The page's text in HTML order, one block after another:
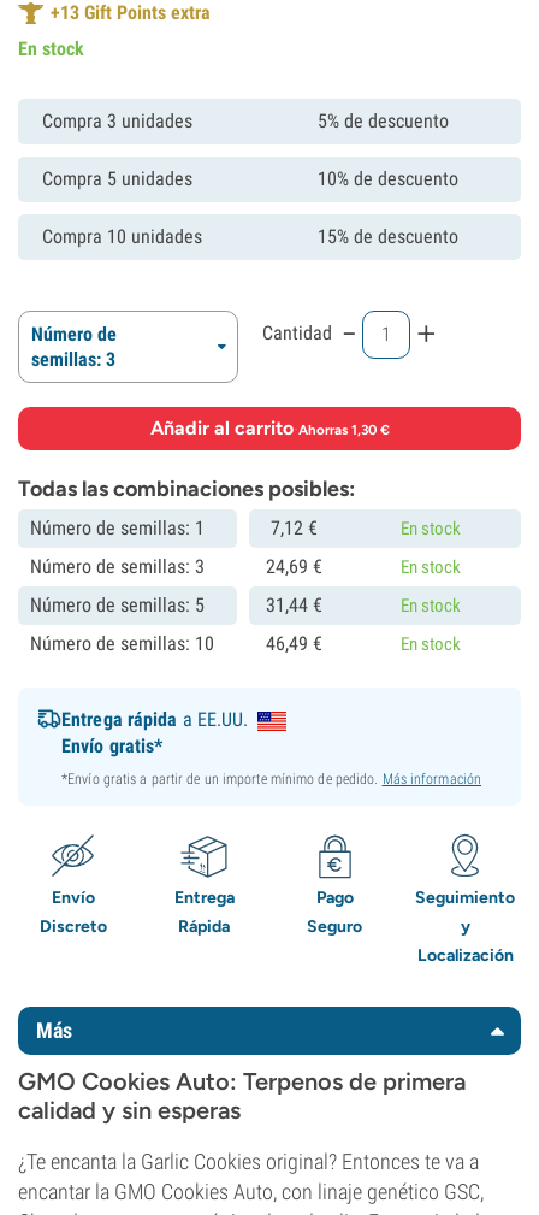
+13 Gift Points extra
En stock
Compra 3 unidades 5% de descuento
Compra 5 unidades 10% de descuento
Compra 10 unidades 15% de descuento
Número de
semillas: 3
Cantidad - +
Añadir al carrito·Ahorras 1,30 €
Todas las combinaciones posibles:
Número de semillas: 1 7,12 € En stock
Número de semillas: 3 24,69 € En stock
Número de semillas: 5 31,44 € En stock
Número de semillas: 10 46,49 € En stock
Entrega rápida a EE.UU.
Envío gratis*
*Envío gratis a partir de un importe mínimo de pedido. Más información
Envío
Discreto
Entrega
Rápida
Pago
Seguro
Seguimiento
y
Localización
Más
GMO Cookies Auto: Terpenos de primera
calidad y sin esperas
¿Te encanta la Garlic Cookies original? Entonces te va a
encantar la GMO Cookies Auto, con linaje genético GSC,